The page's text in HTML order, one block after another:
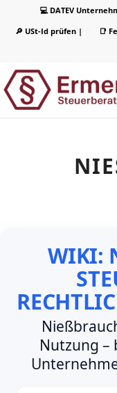
💻 DATEV
🔎 USt-Id prüfen |
📑
WIKI:
Nutzung –